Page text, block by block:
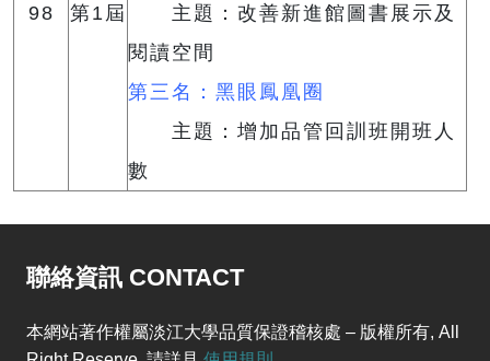
98 第1屆
主題：改善新進館圖書展示及
閱讀空間
第三名：黑眼鳳凰圈
主題：增加品管回訓班開班人
數
聯絡資訊 CONTACT
本網站著作權屬淡江大學品質保證稽核處 – 版權所有, All